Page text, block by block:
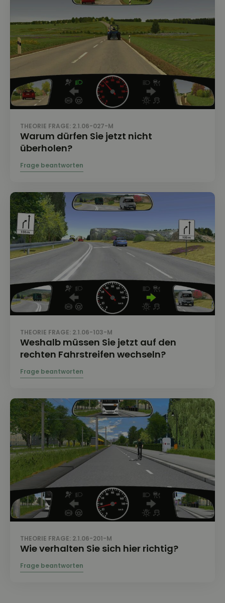
THEORIE FRAGE: 2.1.06-027-M
Warum dürfen Sie jetzt nicht
überholen?
THEORIE FRAGE: 2.1.06-103-M
Weshalb müssen Sie jetzt auf den
rechten Fahrstreifen wechseln?
THEORIE FRAGE: 2.1.06-201-M
Wie verhalten Sie sich hier richtig?